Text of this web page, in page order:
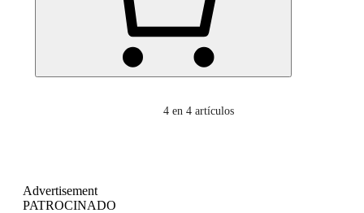
4 en 4 artículos
Advertisement
PATROCINADO